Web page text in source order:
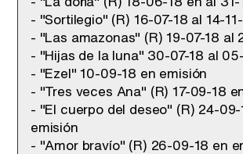
- "Sortilegio" (R) 16-07-18 al 14-
- "Las amazonas" (R) 19-07-18 al
- "Hijas de la luna" 30-07-18 al
- "Ezel" 10-09-18 en emisión
- "Tres veces Ana" (R) 17-09-18
- "El cuerpo del deseo" (R) 24-
emisión
- "Amor bravío" (R) 26-09-18 en